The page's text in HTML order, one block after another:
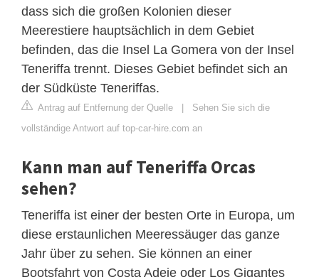
dass sich die großen Kolonien dieser
Meerestiere hauptsächlich in dem Gebiet
befinden, das die Insel La Gomera von der Insel
Teneriffa trennt. Dieses Gebiet befindet sich an
der Südküste Teneriffas.
Antrag auf Entfernung der Quelle | Sehen Sie sich die
vollständige Antwort auf top-car-hire.com an
Kann man auf Teneriffa Orcas
sehen?
Teneriffa ist einer der besten Orte in Europa, um
diese erstaunlichen Meeressäuger das ganze
Jahr über zu sehen. Sie können an einer
Bootsfahrt von Costa Adeje oder Los Gigantes